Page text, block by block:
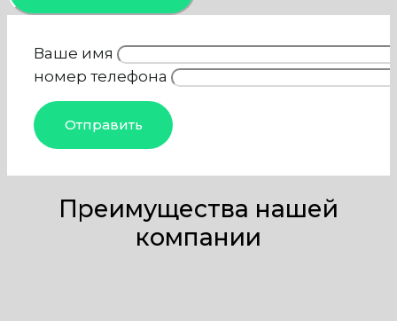
Ваше имя
номер телефона
Преимущества нашей
компании